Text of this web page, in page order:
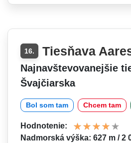
16. Tiesňava
Najnavštevovanejšie
Švajčiarska
Bol som tam Chcem tam
Hodnotenie:
Nadmorská výška: 627 m / 2